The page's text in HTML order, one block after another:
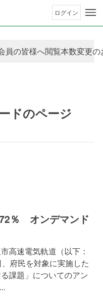
ログイン
員の皆様へ閲覧本数変更
員の皆様へ閲覧本数変更
ドのページ
72％ オンデマンド
高速電気軌道（以下：
府民を対象に実施した
課題」についてのアン